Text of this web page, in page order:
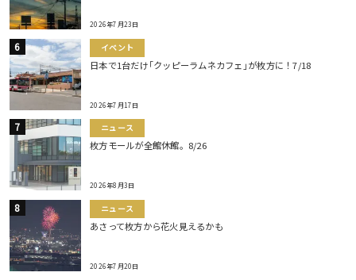
2026年7月23日
イベント
日本で1台だけ｢クッピーラムネカフェ｣が枚方に！7/18
2026年7月17日
ニュース
枚方モールが全館休館。8/26
2026年8月3日
ニュース
あさって枚方から花火見えるかも
2026年7月20日